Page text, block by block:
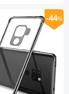
-44%